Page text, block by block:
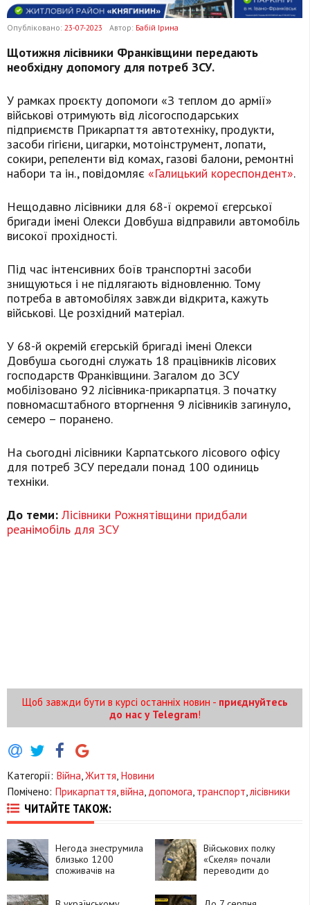
Опубліковано: 23-07-2023 Автор: Бабій Ірина
Щотижня лісівники Франківщини передають
необхідну допомогу для потреб ЗСУ.
У рамках проєкту допомоги «З теплом до армії»
військові отримують від лісогосподарських
підприємств Прикарпаття автотехніку, продукти,
засоби гігієни, цигарки, мотоінструмент, лопати,
сокири, репеленти від комах, газові балони, ремонтні
набори та ін., повідомляє «Галицький кореспондент».
Нещодавно лісівники для 68-ї окремої єгерської
бригади імені Олекси Довбуша відправили автомобіль
високої прохідності.
Під час інтенсивних боїв транспортні засоби
знищуються і не підлягають відновленню. Тому
потреба в автомобілях завжди відкрита, кажуть
військові. Це розхідний матеріал.
У 68-й окремій єгерській бригаді імені Олекси
Довбуша сьогодні служать 18 працівників лісових
господарств Франківщини. Загалом до ЗСУ
мобілізовано 92 лісівника-прикарпатця. З початку
повномасштабного вторгнення 9 лісівників загинуло,
семеро – поранено.
На сьогодні лісівники Карпатського лісового офісу
для потреб ЗСУ передали понад 100 одиниць
техніки.
До теми: Лісівники Рожнятівщини придбали
реанімобіль для ЗСУ
Щоб завжди бути в курсі останніх новин - приєднуйтесь
до нас у Telegram!
Категорії: Війна Життя Новини
Помічено: Прикарпаття війна допомога транспорт лісівники
ЧИТАЙТЕ ТАКОЖ:
Негода знеструмила
близько 1200
споживачів на
Військових полку
«Скеля» почали
переводити до